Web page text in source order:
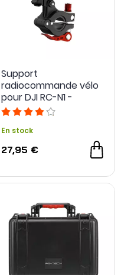
Support
radiocommande vélo
pour DJI RC-N1 -
Sunnylife
En stock
27,95 €